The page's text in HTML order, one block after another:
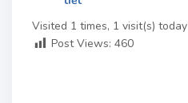
Visited 1 times, 1 visit(s) today
Post Views: 460